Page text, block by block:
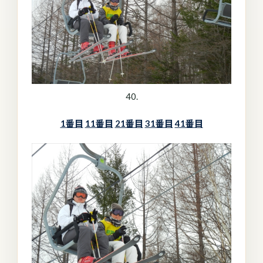
40.
1番目 11番目 21番目 31番目 41番目